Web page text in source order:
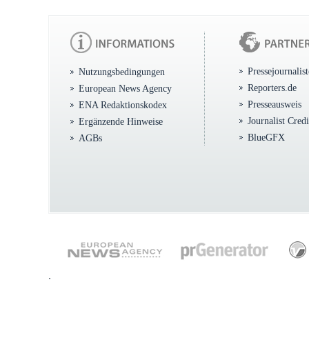
Nutzungsbedingungen
European News Agency
ENA Redaktionskodex
Ergänzende Hinweise
AGBs
Reporters.de
Presseausweis
Journalist
BlueGFX
.